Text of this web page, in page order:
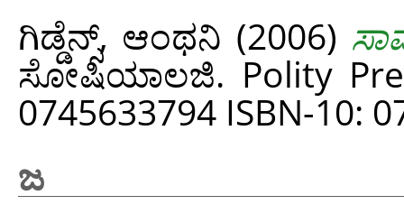
ಗಿಡ್ಡೆನ್ಸ್, ಆಂಥನಿ (2006)
ಸೋಷಿಯಾಲಜಿ. Polity
0745633794 ISBN-10:
ಜ